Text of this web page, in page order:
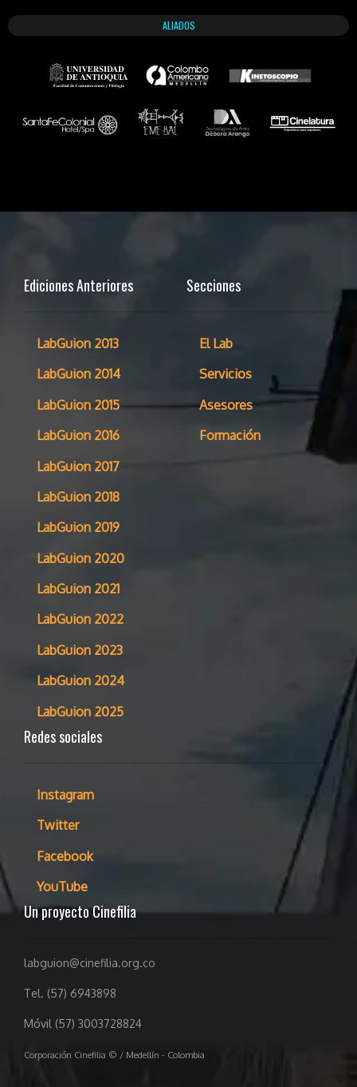
ALIADOS
Ediciones Anteriores
LabGuion 2013
LabGuion 2014
LabGuion 2015
LabGuion 2016
LabGuion 2017
LabGuion 2018
LabGuion 2019
LabGuion 2020
LabGuion 2021
LabGuion 2022
LabGuion 2023
LabGuion 2024
LabGuion 2025
Secciones
El Lab
Servicios
Asesores
Formación
Redes sociales
Instagram
Twitter
Facebook
YouTube
Un proyecto Cinefilia
labguion@cinefilia.org.co
Tel. (57) 6943898
Móvil (57) 3003728824
Corporación Cinefilia © / Medellín - Colombia